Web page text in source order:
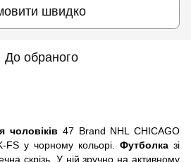
швидко
До обраного
чоловіків 47 Brand NHL CHICAGO
FS у чорному кольорі. Футболка зі
скрізь. У ній зручно на активному